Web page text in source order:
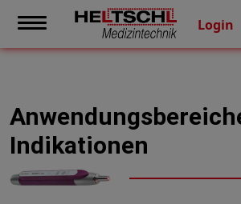
Login
Indikationen